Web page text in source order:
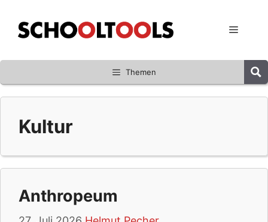
Inhalt
springen
Menü
Themen
Kultur
Anthropeum